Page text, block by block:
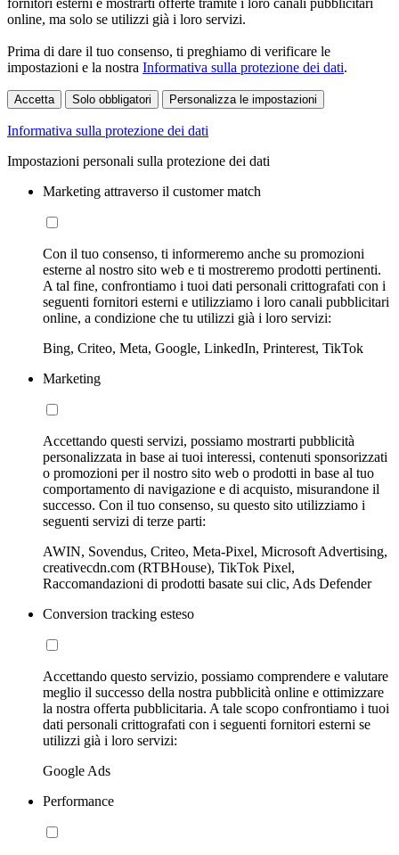
fornitori esterni e mostrarti offerte tramite i loro canali pubblicitari
online, ma solo se utilizzi già i loro servizi.
Prima di dare il tuo consenso, ti preghiamo di verificare le
impostazioni e la nostra Informativa sulla protezione dei dati.
Accetta Solo obbligatori Personalizza le impostazioni
Informativa sulla protezione dei dati
Impostazioni personali sulla protezione dei dati
Marketing attraverso il customer match
Con il tuo consenso, ti informeremo anche su promozioni
esterne al nostro sito web e ti mostreremo prodotti pertinenti.
A tal fine, confrontiamo i tuoi dati personali crittografati con i
seguenti fornitori esterni e utilizziamo i loro canali pubblicitari
online, a condizione che tu utilizzi già i loro servizi:
Bing, Criteo, Meta, Google, LinkedIn, Printerest, TikTok
Marketing
Accettando questi servizi, possiamo mostrarti pubblicità
personalizzata in base ai tuoi interessi, contenuti sponsorizzati
o promozioni per il nostro sito web o prodotti in base al tuo
comportamento di navigazione e di acquisto, misurandone il
successo. Con il tuo consenso, su questo sito utilizziamo i
seguenti servizi di terze parti:
AWIN, Sovendus, Criteo, Meta-Pixel, Microsoft Advertising,
creativecdn.com (RTBHouse), TikTok Pixel,
Raccomandazioni di prodotti basate sui clic, Ads Defender
Conversion tracking esteso
Accettando questo servizio, possiamo comprendere e valutare
meglio il successo della nostra pubblicità online e ottimizzare
la nostra offerta pubblicitaria. A tale scopo confrontiamo i tuoi
dati personali crittografati con i seguenti fornitori esterni se
utilizzi già i loro servizi:
Google Ads
Performance